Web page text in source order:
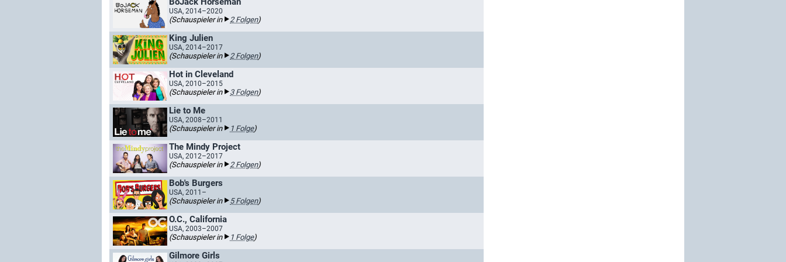
USA, 2014–2020
(Schauspieler in 2 Folgen)
King Julien
USA, 2014–2017
(Schauspieler in 2 Folgen)
Hot in Cleveland
USA, 2010–2015
(Schauspieler in 3 Folgen)
Lie to Me
USA, 2008–2011
(Schauspieler in 1 Folge)
The Mindy Project
USA, 2012–2017
(Schauspieler in 2 Folgen)
Bob's Burgers
USA, 2011–
(Schauspieler in 5 Folgen)
O.C., California
USA, 2003–2007
(Schauspieler in 1 Folge)
Gilmore Girls